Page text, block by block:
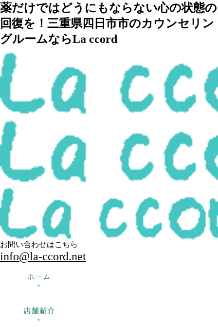
薬だけではどうにもならない心の状態の
回復を！三重県四日市市のカウンセリン
グルームならLa ccord
お問い合わせはこちら
info@la-ccord.net